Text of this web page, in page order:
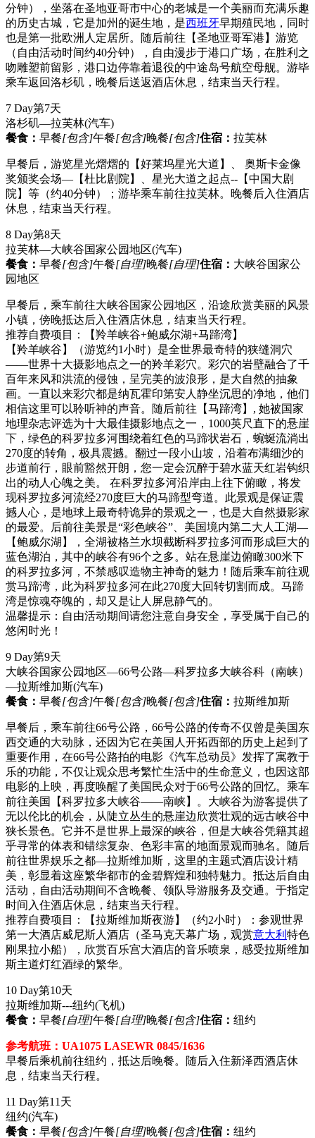
分钟），坐落在圣地亚哥市中心的老城是一个美丽而充满乐趣
的历史古城，它是加州的诞生地，是西班牙早期殖民地，同时
也是第一批欧洲人定居所。随后前往【圣地亚哥军港】游览
（自由活动时间约40分钟），自由漫步于港口广场，在胜利之
吻雕塑前留影，港口边停靠着退役的中途岛号航空母舰。游毕
乘车返回洛杉矶，晚餐后送返酒店休息，结束当天行程。
7 Day第7天
洛杉矶—拉芙林(汽车)
餐食： 早餐[包含]午餐[包含]晚餐[包含]住宿： 拉芙林
早餐后，游览星光熠熠的【好莱坞星光大道】、 奥斯卡金像
奖颁奖会场—【杜比剧院】、星光大道之起点--【中国大剧
院】等（约40分钟）；游毕乘车前往拉芙林。晚餐后入住酒店
休息，结束当天行程。
8 Day第8天
拉芙林—大峡谷国家公园地区(汽车)
餐食： 早餐[包含]午餐[自理]晚餐[自理]住宿： 大峡谷国家公
园地区
早餐后，乘车前往大峡谷国家公园地区，沿途欣赏美丽的风景
小镇，傍晚抵达后入住酒店休息，结束当天行程。
推荐自费项目：【羚羊峡谷+鲍威尔湖+马蹄湾】
【羚羊峡谷】（游览约1小时）是全世界最奇特的狭缝洞穴
——世界十大摄影地点之一的羚羊彩穴。彩穴的岩壁融合了千
百年来风和洪流的侵蚀，呈完美的波浪形，是大自然的抽象
画。一直以来彩穴都是纳瓦霍印第安人静坐沉思的净地，他们
相信这里可以聆听神的声音。随后前往【马蹄湾】, 她被国家
地理杂志评选为十大最佳摄影地点之一，1000英尺直下的悬崖
下，绿色的科罗拉多河围绕着红色的马蹄状岩石，蜿蜒流淌出
270度的转角，极具震撼。翻过一段小山坡，沿着布满细沙的
步道前行，眼前豁然开朗，您一定会沉醉于碧水蓝天红岩钩织
出的动人心魄之美。 在科罗拉多河沿岸由上往下俯瞰，将发
现科罗拉多河流经270度巨大的马蹄型弯道。此景观是保证震
撼人心，是地球上最奇特诡异的景观之一，也是大自然摄影家
的最爱。后前往美景是“彩色峡谷”、美国境内第二大人工湖—
【鲍威尔湖】，全湖被格兰水坝截断科罗拉多河而形成巨大的
蓝色湖泊，其中的峡谷有96个之多。站在悬崖边俯瞰300米下
的科罗拉多河，不禁感叹造物主神奇的魅力！随后乘车前往观
赏马蹄湾，此为科罗拉多河在此270度大回转切割而成。马蹄
湾是惊魂夺魄的，却又是让人屏息静气的。
温馨提示：自由活动期间请您注意自身安全，享受属于自己的
悠闲时光！
9 Day第9天
大峡谷国家公园地区—66号公路—科罗拉多大峡谷科（南峡）
—拉斯维加斯(汽车)
餐食： 早餐[包含]午餐[包含]晚餐[包含]住宿： 拉斯维加斯
早餐后，乘车前往66号公路，66号公路的传奇不仅曾是美国东
西交通的大动脉，还因为它在美国人开拓西部的历史上起到了
重要作用，在66号公路拍的电影《汽车总动员》发挥了寓教于
乐的功能，不仅让观众思考繁忙生活中的生命意义，也因这部
电影的上映，再度唤醒了美国民众对于66号公路的回忆。乘车
前往美国【科罗拉多大峡谷——南峡】。大峡谷为游客提供了
无以伦比的机会，从陡立丛生的悬崖边欣赏壮观的远古峡谷中
狭长景色。它并不是世界上最深的峡谷，但是大峡谷凭籍其超
乎寻常的体表和错综复杂、色彩丰富的地面景观而驰名。随后
前往世界娱乐之都—拉斯维加斯，这里的主题式酒店设计精
美，彰显着这座繁华都市的金碧辉煌和独特魅力。抵达后自由
活动，自由活动期间不含晚餐、领队导游服务及交通。于指定
时间入住酒店休息，结束当天行程。
推荐自费项目：【拉斯维加斯夜游】（约2小时）：参观世界
第一大酒店威尼斯人酒店（圣马克天幕广场，观赏意大利 特色
刚果拉小船），欣赏百乐宫大酒店的音乐喷泉，感受拉斯维加
斯主道灯红酒绿的繁华。
10 Day第10天
拉斯维加斯---纽约(飞机)
餐食： 早餐[自理]午餐[自理]晚餐[包含]住宿： 纽约
参考航班：UA1075 LASEWR 0845/1636
早餐后乘机前往纽约，抵达后晚餐。随后入住新泽西酒店休
息，结束当天行程。
11 Day第11天
纽约(汽车)
餐食： 早餐[包含]午餐[自理]晚餐[包含]住宿： 纽约